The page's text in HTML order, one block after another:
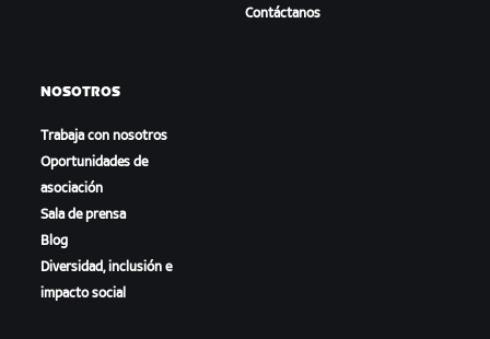
Contáctanos
NOSOTROS
Trabaja con nosotros
Oportunidades de
asociación
Sala de prensa
Blog
Diversidad, inclusión e
impacto social